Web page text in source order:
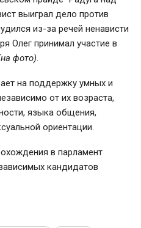
выиграл дело против
из-за речей ненависти
Олег принимал участие в
фото).
на поддержку умных и
от их возраста,
языка общения,
ориентации.
в парламент
кандидатов